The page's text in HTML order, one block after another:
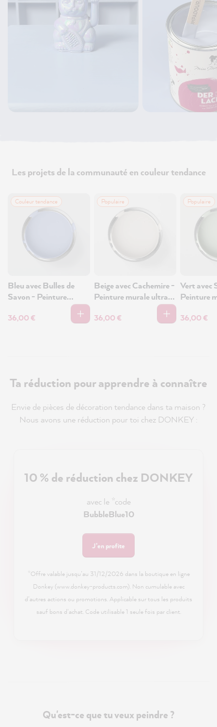
Les projets de la communauté en couleur tendance
Couleur tendance
Bleu avec Bulles de
Savon - Peinture
murale ultra-mate 1L
36,00 €
Populaire
Beige avec Cachemire -
Peinture murale ultra-
36,00 €
Populaire
Vert avec
Peinture
36,00 €
Ta réduction pour apprendre à connaître
Envie de pièces de décoration tendance dans ta maison ?
Nous avons une réduction pour toi chez DONKEY :
10 % de réduction chez DONKEY
avec le *code
BubbleBlue10
J’en profite
*Offre valable jusqu’au 31/12/2026 dans la boutique en ligne
Donkey (www.donkey-products.com). Non cumulable avec
d’autres actions ou promotions. Applicable sur tous les produits
sauf bons d'achat. Code utilisable 1 seule fois par client.
Qu'est-ce que tu veux peindre ?